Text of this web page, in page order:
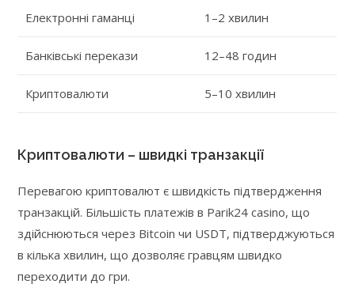
Електронні гаманці 1–2 хвилин
Банківські перекази 12–48 годин
Криптовалюти 5–10 хвилин
Криптовалюти – швидкі транзакції
Перевагою криптовалют є швидкість підтвердження
транзакцій. Більшість платежів в Parik24 casino, що
здійснюються через Bitcoin чи USDT, підтверджуються
в кілька хвилин, що дозволяє гравцям швидко
переходити до гри.